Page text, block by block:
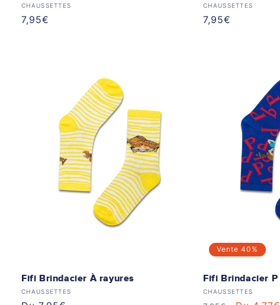
Distributeur :
CHAUSSETTES
Prix
7,95€
Distributeur :
CHAUSSETTES
Prix
7,95€
Fifi Brindacier À rayures
Distributeur :
CHAUSSETTES
Vente 40%
Fifi Brindacier P
Distributeur :
CHAUSSETTES